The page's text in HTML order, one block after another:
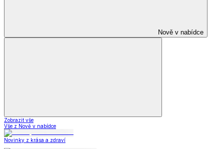
Nově v nabídce
Zobrazit vše
Vše z Nově v nabídce
Novinky z krása a zdraví